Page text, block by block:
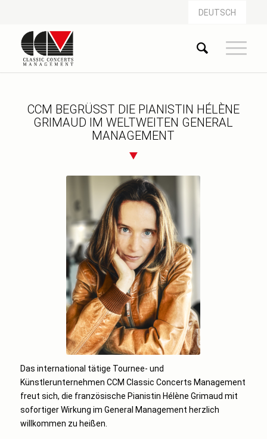
DEUTSCH
CCM BEGRÜSST DIE PIANISTIN HÉLÈNE G
RIMAUD IM WELTWEITEN GENERAL M
ANAGEMENT
Das international tätige Tournee- und
Künstlerunternehmen CCM Classic Concerts Management
freut sich, die französische Pianistin Hélène Grimaud mit
sofortiger Wirkung im General Management herzlich
willkommen zu heißen.